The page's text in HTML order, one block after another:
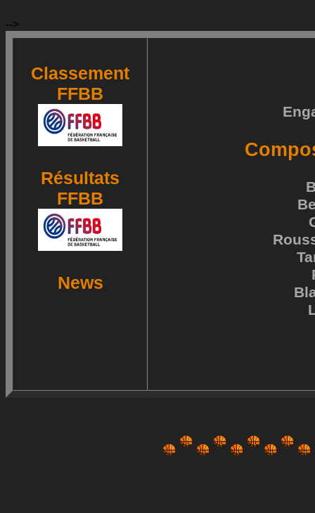
-->
Classement
FFBB
Résultats
FFBB
News